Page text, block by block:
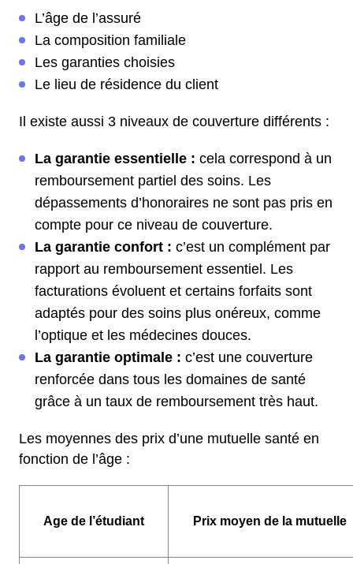
L’âge de l’assuré
La composition familiale
Les garanties choisies
Le lieu de résidence du client
Il existe aussi 3 niveaux de couverture différents :
La garantie essentielle : cela correspond à un
remboursement partiel des soins. Les
dépassements d’honoraires ne sont pas pris en
compte pour ce niveau de couverture.
La garantie confort : c’est un complément par
rapport au remboursement essentiel. Les
facturations évoluent et certains forfaits sont
adaptés pour des soins plus onéreux, comme
l’optique et les médecines douces.
La garantie optimale : c’est une couverture
renforcée dans tous les domaines de santé
grâce à un taux de remboursement très haut.
Les moyennes des prix d’une mutuelle santé en
fonction de l’âge :
Age de l’étudiant Prix moyen de la mutuelle